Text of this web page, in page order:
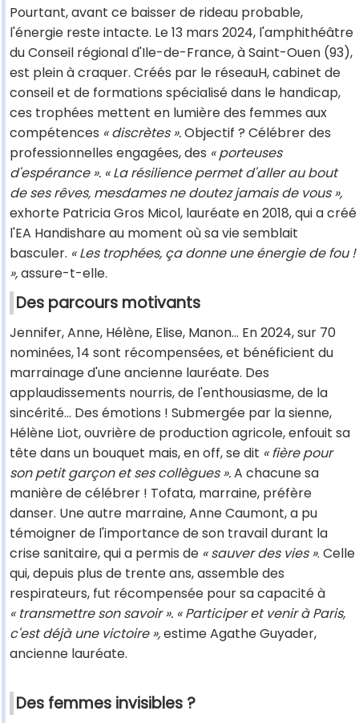
Pourtant, avant ce baisser de rideau probable,
l'énergie reste intacte. Le 13 mars 2024, l'amphithéâtre
du Conseil régional d'Ile-de-France, à Saint-Ouen (93),
est plein à craquer. Créés par le réseauH, cabinet de
conseil et de formations spécialisé dans le handicap,
ces trophées mettent en lumière des femmes aux
compétences « discrètes ».Objectif ? Célébrer des
professionnelles engagées, des « porteuses
d'espérance ». « La résilience permet d'aller au bout
de ses rêves, mesdames ne doutez jamais de vous »,
exhorte Patricia Gros Micol, lauréate en 2018, qui a créé
l'EA Handishare au moment où sa vie semblait
basculer. « Les trophées, ça donne une énergie de fou !
»,assure-t-elle.
Des parcours motivants
Jennifer, Anne, Hélène, Elise, Manon… En 2024, sur 70
nominées, 14 sont récompensées, et bénéficient du
marrainage d'une ancienne lauréate. Des
applaudissements nourris, de l'enthousiasme, de la
sincérité… Des émotions ! Submergée par la sienne,
Hélène Liot, ouvrière de production agricole, enfouit sa
tête dans un bouquet mais, en off, se dit « fière pour
son petit garçon et ses collègues ».A chacune sa
manière de célébrer ! Tofata, marraine, préfère
danser. Une autre marraine, Anne Caumont, a pu
témoigner de l'importance de son travail durant la
crise sanitaire, qui a permis de « sauver des vies ». Celle
qui, depuis plus de trente ans, assemble des
respirateurs, fut récompensée pour sa capacité à
« transmettre son savoir ». « Participer et venir à Paris,
c'est déjà une victoire »,estime Agathe Guyader,
ancienne lauréate.
Des femmes invisibles ?